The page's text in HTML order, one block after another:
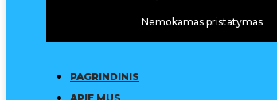
Nemokamas pristatymas
PAGRINDINIS